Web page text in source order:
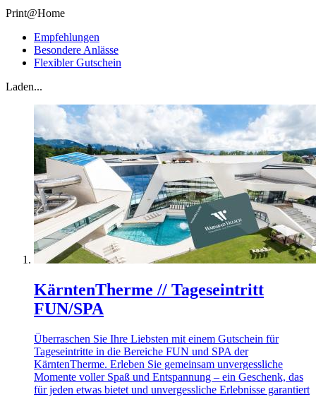
Print@Home
Empfehlungen
Besondere Anlässe
Flexibler Gutschein
Laden...
KärntenTherme // Tageseintritt
FUN/SPA
Überraschen Sie Ihre Liebsten mit einem Gutschein für
Tageseintritte in die Bereiche FUN und SPA der
KärntenTherme. Erleben Sie gemeinsam unvergessliche
Momente voller Spaß und Entspannung – ein Geschenk, das
für jeden etwas bietet und unvergessliche Erlebnisse garantiert